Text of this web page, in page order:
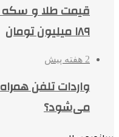
قیمت طلا و سکه
۱۸۹ میلیون تومان
2 هفته پیش
واردات تلفن
می‌شود؟